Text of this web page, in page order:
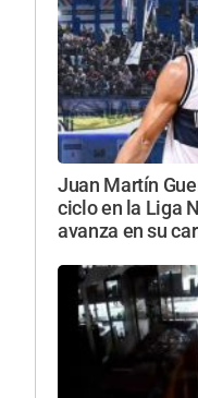
Juan Martín
ciclo en la Liga
avanza en su